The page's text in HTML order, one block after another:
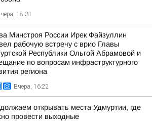
18:31
Минстроя России Ирек Файзуллин
рабочую встречу с врио Главы
Республики Ольгой Абрамовой и
по вопросам инфраструктурного
региона
Вчера, 16:22
открывать места Удмуртии, где
провести выходные